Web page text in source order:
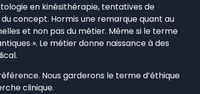
en kinésithérapie, tentatives de
concept. Hormis une remarque quant au
et non pas du métier. Même si le terme
». Le métier donne naissance à des
Nous garderons le terme d’éthique
clinique.